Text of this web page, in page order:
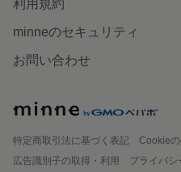
利用規約
minneのセキュリティ
お問い合わせ
特定商取引法に基づく表記
Cookie
広告識別子の取得・利用
プライバシ